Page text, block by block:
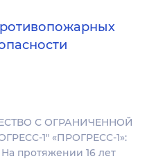
С ОГРАНИЧЕННОЙ
1" «ПРОГРЕСС-1»:
протяжении 16 лет